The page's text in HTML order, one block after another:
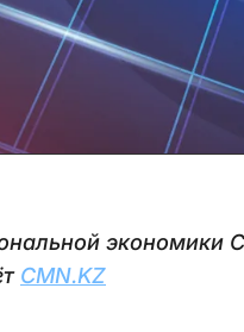
экономики
CMN.KZ